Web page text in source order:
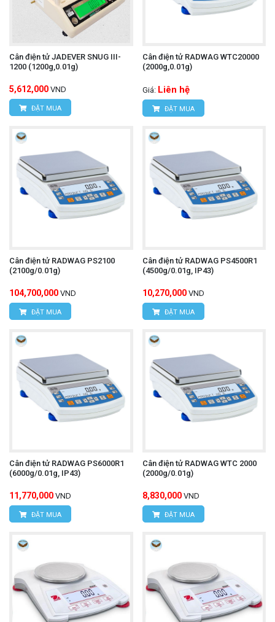
Cân điện tử JADEVER SNUG III-
1200 (1200g,0.01g)
5,612,000 VND
ĐẶT MUA
Cân điện tử RADWAG WTC20000
(2000g,0.01g)
Giá: Liên hệ
ĐẶT MUA
Cân điện tử RADWAG PS2100
(2100g/0.01g)
104,700,000 VND
ĐẶT MUA
Cân điện tử RADWAG PS4500R1
(4500g/0.01g, IP43)
10,270,000 VND
ĐẶT MUA
Cân điện tử RADWAG PS6000R1
(6000g/0.01g, IP43)
11,770,000 VND
ĐẶT MUA
Cân điện tử RADWAG WTC 2000
(2000g/0.01g)
8,830,000 VND
ĐẶT MUA